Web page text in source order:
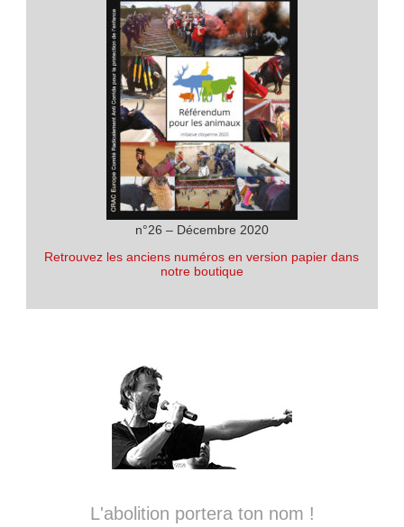
n°26 – Décembre 2020
Retrouvez les anciens numéros en version papier dans
notre boutique
L'abolition portera ton nom !